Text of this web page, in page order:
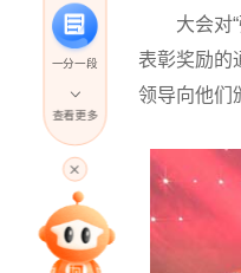
大会对“
表彰奖励的
领导向他们
一分一段
高考直播
专家指导课
查看更多